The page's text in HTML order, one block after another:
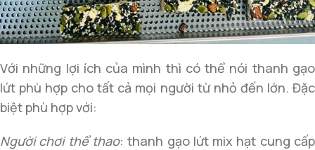
Với những lợi ích của mình thì có thể nói thanh gạo
lứt phù hợp cho tất cả mọi người từ nhỏ đến lớn. Đặc
biệt phù hợp với:
Người chơi thể thao: thanh gạo lứt mix hạt cung cấp